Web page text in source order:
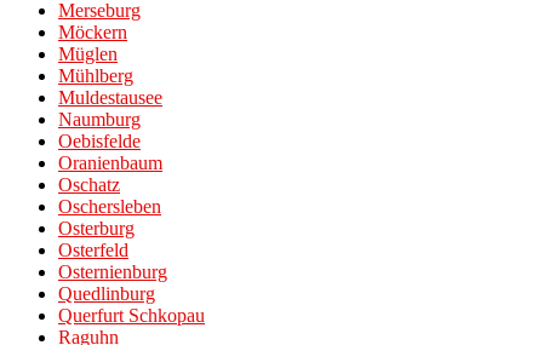
Merseburg
Möckern
Müglen
Mühlberg
Muldestausee
Naumburg
Oebisfelde
Oranienbaum
Oschatz
Oschersleben
Osterburg
Osterfeld
Osternienburg
Quedlinburg
Querfurt Schkopau
Raguhn